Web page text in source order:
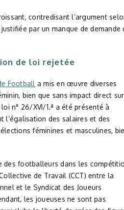
contredisant l’argument
par un manque de demande
de loi rejetée
Football a mis en œuvre diverses
bien que sans impact direct sur
n° 26/XVI/1.ª a été présenté à
l’égalisation des salaires et des
féminines et masculines,
des footballeurs dans les
de Travail (CCT) entre la
et le Syndicat des Joueurs
les joueuses ne sont pas